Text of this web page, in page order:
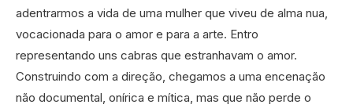
adentrarmos a vida de uma mulher que viveu de alma nua,
vocacionada para o amor e para a arte. Entro
representando uns cabras que estranhavam o amor.
Construindo com a direção, chegamos a uma encenação
não documental, onírica e mítica, mas que não perde o